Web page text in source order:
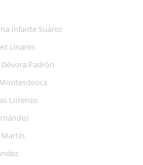
Infante Suárez
Linares
Padrón
Lorenzo